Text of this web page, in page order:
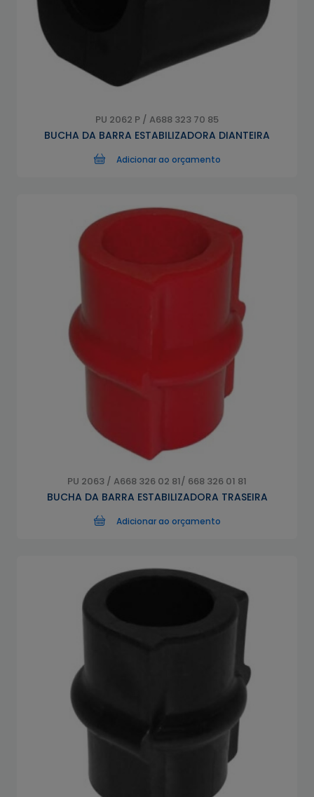
PU 2062 P / A688 323 70 85
BUCHA DA BARRA ESTABILIZADORA DIANTEIRA
Adicionar ao orçamento
PU 2063 / A668 326 02 81/ 668 326 01 81
BUCHA DA BARRA ESTABILIZADORA TRASEIRA
Adicionar ao orçamento